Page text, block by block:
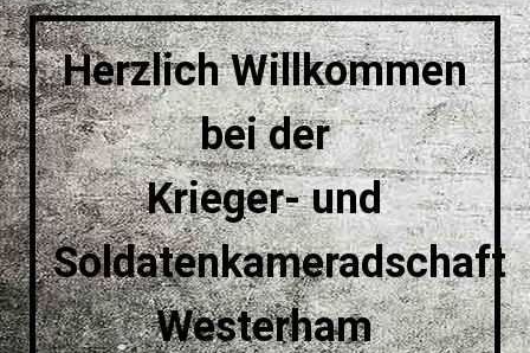
Herzlich Willkommen
bei der
Krieger- und
Soldatenkameradschaft
Westerham